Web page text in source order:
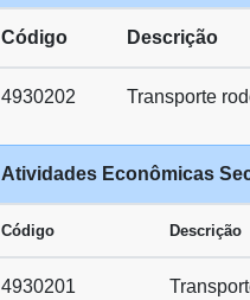
Código Descrição
4930202 Transporte
Atividades Econômicas
Código Descrição
4930201